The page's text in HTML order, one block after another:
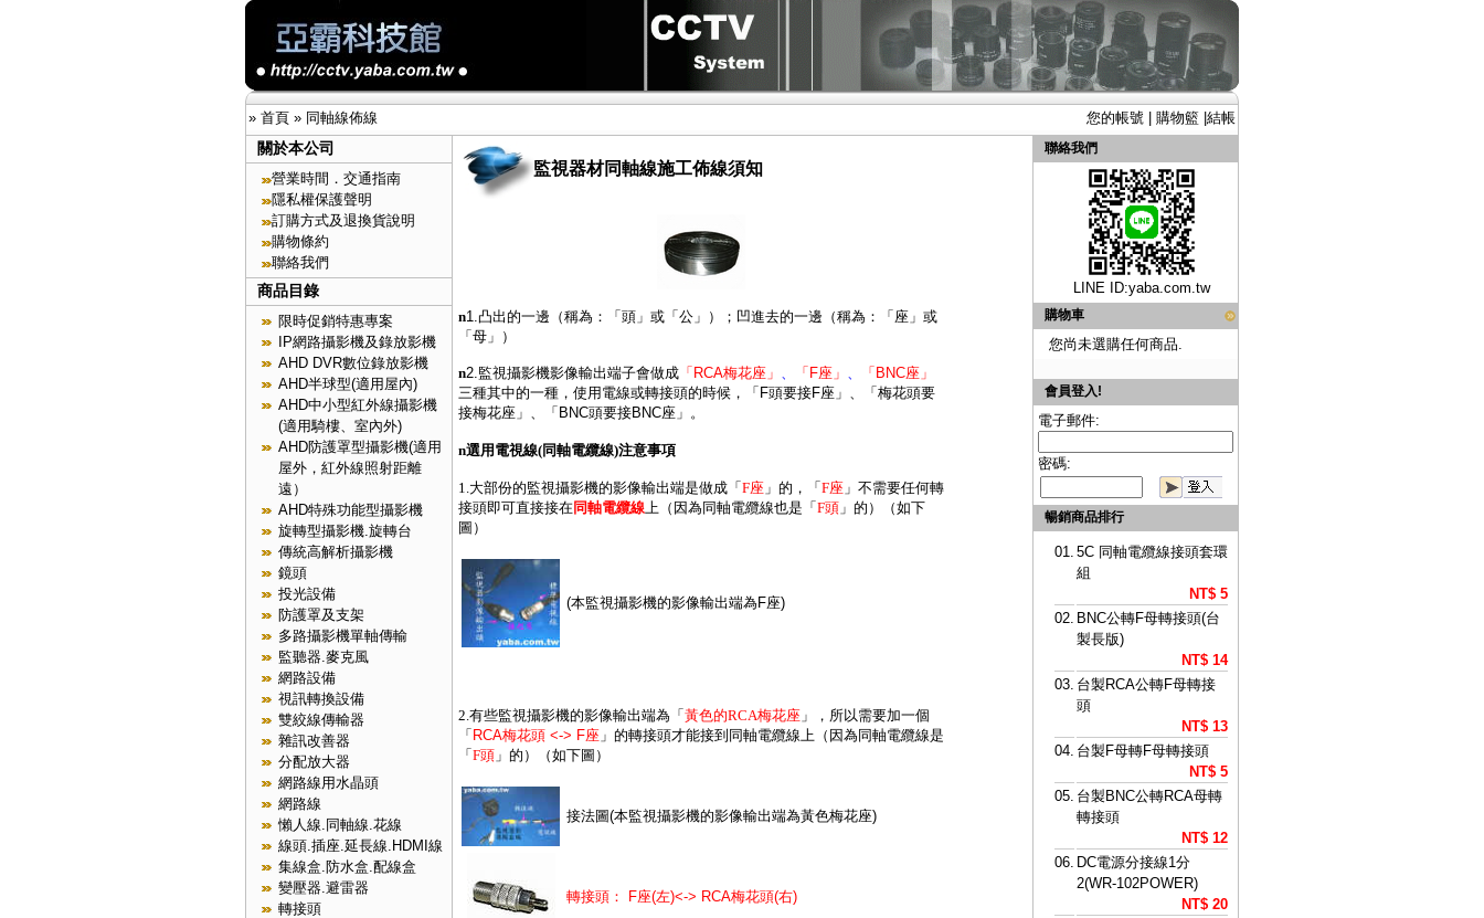
» 首頁 » 同軸線佈線 您的帳號 購物籃 結帳
關於本公司
營業時間．交通指南
隱私權保護聲明
訂購方式及退換貨說明
購物條約
聯絡我們
商品目錄
限時促銷特惠專案
IP網路攝影機及錄放影機
AHD DVR數位錄放影機
AHD半球型(適用屋內)
AHD中小型紅外線攝影機
(適用騎樓、室內外)
AHD防護罩型攝影機(適用
屋外，紅外線照射距離
遠）
AHD特殊功能型攝影機
旋轉型攝影機.旋轉台
傳統高解析攝影機
鏡頭
投光設備
防護罩及支架
多路攝影機單軸傳輸
監聽器.麥克風
網路設備
視訊轉換設備
雙絞線傳輸器
雜訊改善器
分配放大器
網路線用水晶頭
網路線
懶人線.同軸線.花線
線頭.插座.延長線.HDMI線
集線盒.防水盒.配線盒
變壓器.避雷器
轉接頭
監視器材同軸線施工佈線須知
n1.凸出的一邊（稱為：「頭」或「公」）；凹進去的一邊（稱為：「座」或
「母」）
n2.監視攝影機影像輸出端子會做成 「RCA梅花座」 「F座」
「BNC座」
三種其中的一種，使用電線或轉接頭的時候，「F頭要接F座」、「梅花頭要
接梅花座」、「BNC頭要接BNC座」。
n選用電視線(同軸電纜線)注意事項
1.大部份的監視攝影機的影像輸出端是做成「 F座 」的，「 F座 」不需要任何轉
接頭即可直接接在同軸電纜線 上（因為同軸電纜線也是「 F頭 」的）（如下
圖）
(本監視攝影機的影像輸出端為F座)
2.有些監視攝影機的影像輸出端為「 黃色的RCA梅花座 」，所以需要加一個
「 RCA梅花頭 <-> F座 」的轉接頭才能接到同軸電纜線上（因為同軸電纜線是
「 F頭 」的）（如下圖）
接法圖(本監視攝影機的影像輸出端為黃色梅花座)
轉接頭： F座(左)<-> RCA梅花頭(右)
聯絡我們
LINE ID:yaba.com.tw
購物車
您尚未選購任何商品.
會員登入!
電子郵件:
密碼:
暢銷商品排行
01. 5C 同軸電纜線接頭套環
組
NT$ 5
02. BNC公轉F母轉接頭(台
製長版)
NT$ 14
03. 台製RCA公轉F母轉接
頭
NT$ 13
04. 台製F母轉F母轉接頭
NT$ 5
05. 台製BNC公轉RCA母轉
轉接頭
NT$ 12
06. DC電源分接線1分
2(WR-102POWER)
NT$ 20